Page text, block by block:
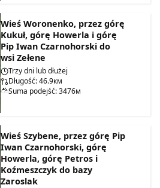
Wieś Woronenko, przez górę
Kukuł, górę Howerla i górę
Pip Iwan Czarnohorski do
wsi Zełene
Trzy dni lub dłużej
Długość: 46.9км
Suma podejść: 3476м
Wieś Szybene, przez górę Pip
Iwan Czarnohorski, górę
Howerla, górę Petros i
Koźmeszczyk do bazy
Zaroslak